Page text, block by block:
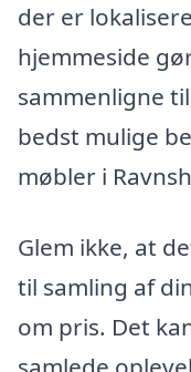
der er
hjemmeside
sammenligne
bedst mulige
møbler i
Glem ikke, at
til samling af
om pris. Det